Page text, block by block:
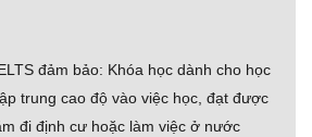
đảm bảo: Khóa học dành cho học
trung cao độ vào việc học, đạt được
đi định cư hoặc làm việc ở nước